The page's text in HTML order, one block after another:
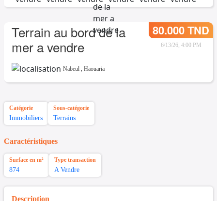
Terrain au bord de la
mer a vendre
80.000 TND
6/13/26, 4:00 PM
Nabeul , Haouaria
Catégorie
Immobiliers
Sous-catégorie
Terrains
Caractéristiques
Surface en m²
874
Type transaction
A Vendre
Description